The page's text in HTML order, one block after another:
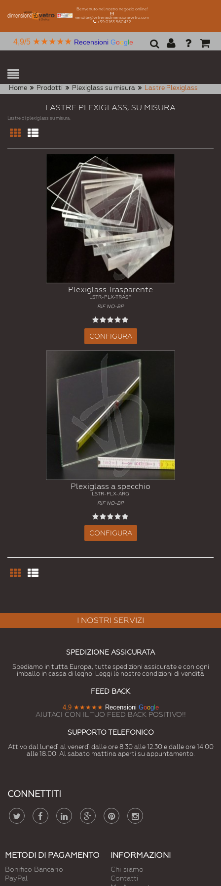
Benvenuto nel nostro negozio online!
vendite@vetreriadimensionevetro.com
+39 0163 560432
4,9/5 ★★★★★ Recensioni Google
Home Prodotti Plexiglass su misura Lastre Plexiglass
LASTRE PLEXIGLASS, SU MISURA
Lastre di plexiglass su misura.
Plexiglass Trasparente
LSTR-PLX-TRASP
RIF NO-BP
CONFIGURA
Plexiglass a specchio
LSTR-PLX-ARG
RIF NO-BP
CONFIGURA
I NOSTRI SERVIZI
SPEDIZIONE ASSICURATA
Spediamo in tutta Europa, tutte spedizioni assicurate e con ogni
imballo in cassa di legno. Leggi le nostre condizioni di vendita
FEED BACK
4,9 ★★★★★ Recensioni Googl e
AIUTACI CON IL TUO FEED BACK POSITIVO!!
SUPPORTO TELEFONICO
Attivo dal lunedì al venerdì dalle ore 8.30 alle 12.30 e dalle ore 14.00
alle 18.00. Al sabato mattina aperti su appuntamento.
CONNETTITI
METODI DI PAGAMENTO
Bonifico Bancario
PayPal
INFORMAZIONI
Chi siamo
Contatti